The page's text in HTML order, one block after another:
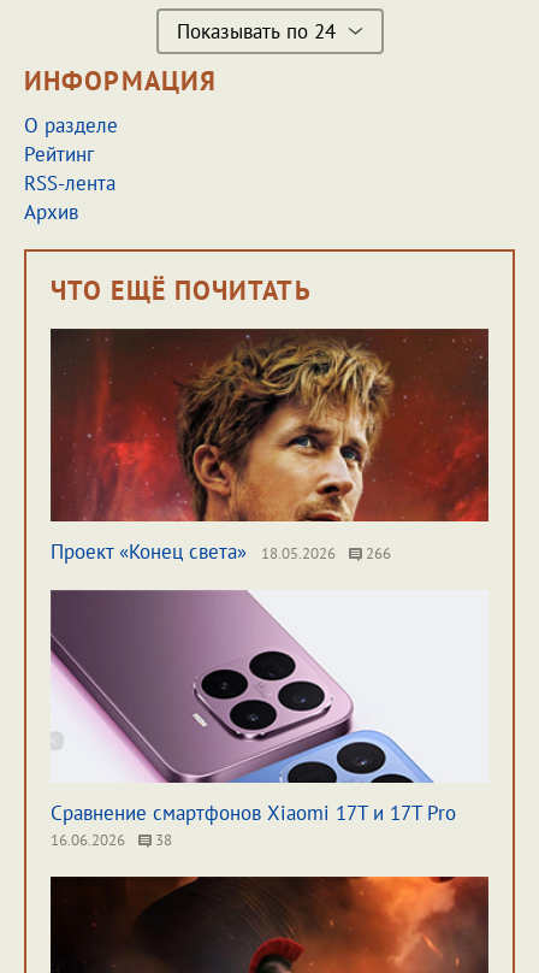
Показывать по 24
ИНФОРМАЦИЯ
О разделе
Рейтинг
RSS-лента
Архив
ЧТО ЕЩЁ ПОЧИТАТЬ
Проект «Конец света» 18.05.2026 266
Сравнение смартфонов Xiaomi 17T и 17T Pro
16.06.2026 38